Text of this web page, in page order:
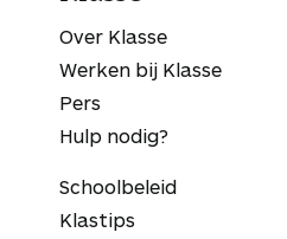
Over Klasse
Werken bij Klasse
Pers
Hulp nodig?
Schoolbeleid
Klastips